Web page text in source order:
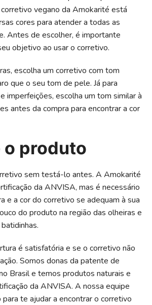
vegano da Amokarité está
cores para atender a todas as
Antes de escolher, é importante
objetivo ao usar o corretivo.
escolha um corretivo com tom
que o seu tom de pele. Já para
imperfeições, escolha um tom similar à
antes da compra para encontrar a cor
o produto
sem testá-lo antes. A Amokarité
da ANVISA, mas é necessário
e a cor do corretivo se adequam à sua
do produto na região das olheiras e
é satisfatória e se o corretivo não
Somos donas da patente de
Brasil e temos produtos naturais e
da ANVISA. A nossa equipe
te ajudar a encontrar o corretivo